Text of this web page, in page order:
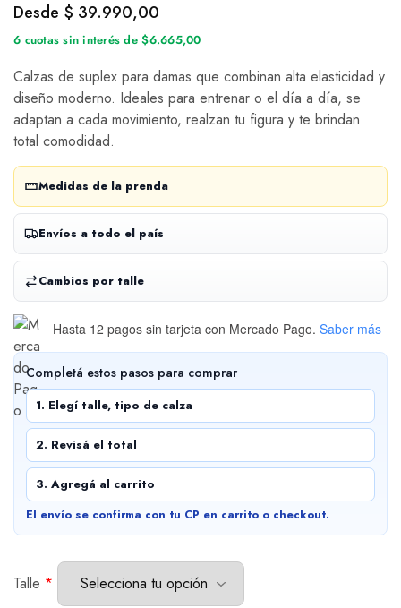
Desde $ 39.990,00
6 cuotas sin interés de $6.665,00
Calzas de suplex para damas que combinan alta elasticidad y
diseño moderno. Ideales para entrenar o el día a día, se
adaptan a cada movimiento, realzan tu figura y te brindan
total comodidad.
Medidas de la prenda
Envíos a todo el país
Cambios por talle
Hasta 12 pagos sin tarjeta con Mercado Pago. Saber más
Completá estos pasos para comprar
1. Elegí talle, tipo de calza
2. Revisá el total
3. Agregá al carrito
El envío se confirma con tu CP en carrito o checkout.
Talle *